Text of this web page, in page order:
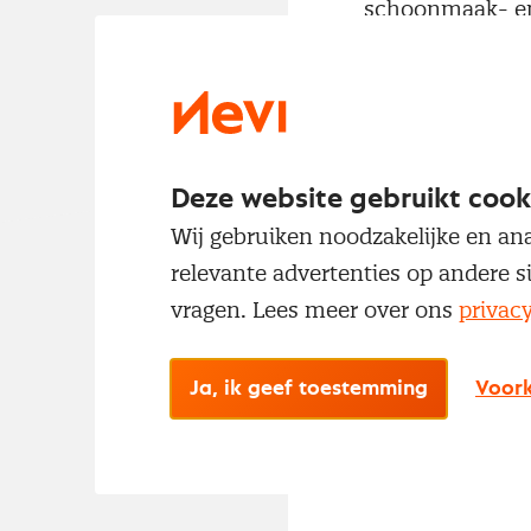
schoonmaak-
bron van
Dit eerste
netto-uitstoot
deel van de
verwezenlijken.
Deze website gebruikt
Wij gebruiken noodzakelijke en
relevante advertenties op andere
vragen. Lees meer over ons
Ja, ik geef toestemming